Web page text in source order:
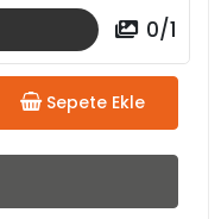
0/1
Sepete Ekle